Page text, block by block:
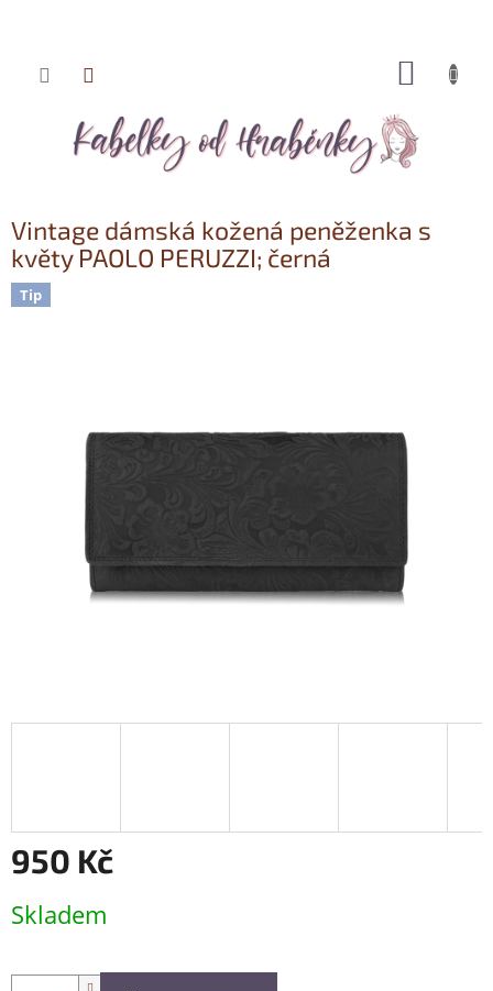
Přejít
Vintage dámská kožená peněženka s
květy PAOLO PERUZZI; černá
Tip
950 Kč
cena:
Skladem